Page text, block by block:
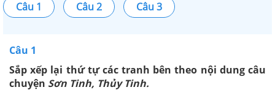
Câu 1 Câu 2 Câu 3
Câu 1
Sắp xếp lại thứ tự các tranh bên theo nội dung câu
chuyện Sơn Tinh, Thủy Tinh.